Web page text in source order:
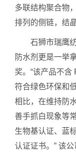
多联结构聚合物
排列的侧链，结
石狮市瑞鹰
防水剂更是一举
奖。“该产品不含
符合绿色环保和
相比，在维持防
善手抓白现象等
生物基认证、蓝
认证证书。” 该